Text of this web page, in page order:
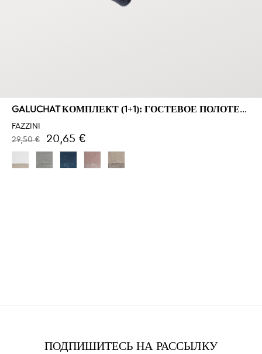
GALUCHAT КОМПЛЕКТ (1+1): ГОСТЕВОЕ ПОЛОТЕНЦЕ И ПОЛОТЕНЦЕ
FAZZINI
29,50 €
20,65 €
ПОДПИШИТЕСЬ НА РАССЫЛКУ